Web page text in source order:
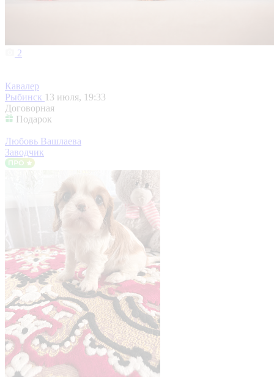
2
Кавалер
Рыбинск 13 июля, 19:33
Договорная
Подарок
Любовь Вашлаева
Заводчик